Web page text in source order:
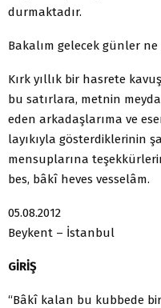
durmaktadır.
Bakalım gelecek günler
Kırk yıllık bir hasrete
bu satırlara, metnin
eden arkadaşlarıma ve
layıkıyla gösterdiklerinin
mensuplarına
bes, bâkî heves vesselâm.
05.08.2012
Beykent – İstanbul
GİRİŞ
“Bâkî kalan bu kubbede